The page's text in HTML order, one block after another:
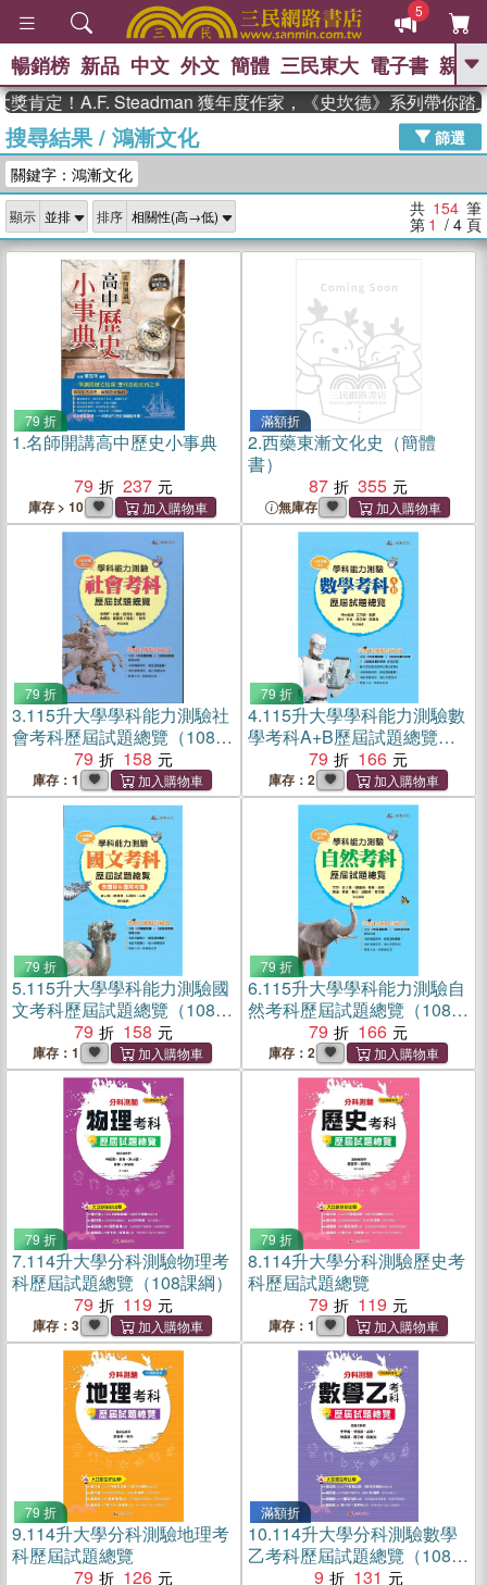
5
GO
高希均教授回憶錄
、 The Odyssey 、 父親節 、 如果歷
獎 臺灣漫遊錄 、 方念華 、 台灣的李
登輝時代
數學女孩：黎曼猜想 、
偉大的迷走神經
暢銷榜 新品 中文 外文 簡體 三民東大 電子書 親子
A.F. Steadman 獲年度作家，《史坎德》系列帶你踏上熱血
搜尋結果/ 鴻漸文化
篩選
關鍵字：鴻漸文化
顯示 排序 共 154 筆
第 1 / 4 頁
79 折
1.名師開講高中歷史小事典
79
237
庫存 > 10
滿額折
2.西藥東漸文化史（簡體
書）
87
355
無庫存
79 折
3.115升大學學科能力測驗社
會考科歷屆試題總覽（108課
79 158
庫存：1
79 折
4.115升大學學科能力測驗數
學考科A+B歷屆試題總覽
（108課綱）
79 166
庫存：2
79 折
5.115升大學學科能力測驗國
文考科歷屆試題總覽（108課
79 158
庫存：1
79 折
6.115升大學學科能力測驗自
然考科歷屆試題總覽（108課
79 166
庫存：2
79 折
7.114升大學分科測驗物理考
科歷屆試題總覽（108課綱）
79
119
庫存：3
79 折
8.114升大學分科測驗歷史考
科歷屆試題總覽
79
119
庫存：1
79 折
9.114升大學分科測驗地理考
科歷屆試題總覽
79
126
滿額折
10.114升大學分科測驗數學
乙考科歷屆試題總覽（108課
9 131